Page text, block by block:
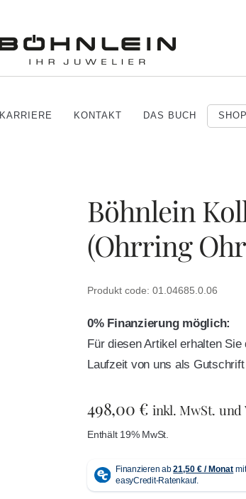
KARRIERE KONTAKT DAS BUCH
Böhnlein
(Ohrring
Produkt code: 01.04685.0.06
0% Finanzierung möglich:
Für diesen Artikel erhalten
Laufzeit von uns als
498,00€ inkl. MwSt. und
Enthält 19% MwSt.